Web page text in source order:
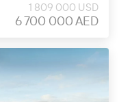
1 809 000 USD
6 700 000 AED